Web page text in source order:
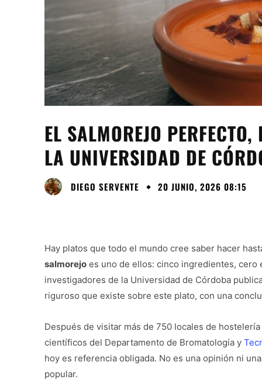
EL SALMOREJO
LA UNIVERSIDAD DE
DIEGO SERVENTE 20 JUNIO, 2026 08:15
Hay platos que todo el mundo cree saber hacer
salmorejo es uno de ellos: cinco ingredientes, cero
investigadores de la Universidad de Córdoba
riguroso que existe sobre este plato, con una
Después de visitar más de 750 locales de
científicos del Departamento de Bromatología y
hoy es referencia obligada. No es una opinión ni
popular.